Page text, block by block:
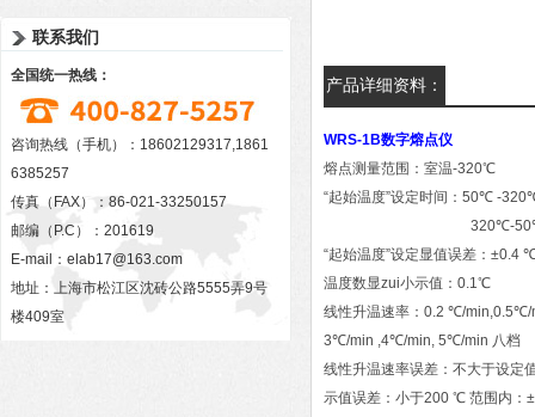
联系我们
全国统一热线：
咨询热线（手机）：18602129317,1861
6385257
传真（FAX）：86-021-33250157
邮编（P.C）：201619
E-mail： elab17@163.com
地址：上海市松江区沈砖公路5555弄9号
楼409室
产品详细资料：
WRS-1B数字熔点仪
熔点测量范围：室温-320℃
“起始温度”设定时间： 50℃ -320
320℃-50
“起始温度”设定显值误差：±0.4
温度数显zui小示值： 0.1℃
线性升温速率： 0.2 ℃/
3℃/min ,4℃/min, 5℃/min 八档
线性升温速率误差：不大于设定
示值误差：小于200 ℃ 范围内：±